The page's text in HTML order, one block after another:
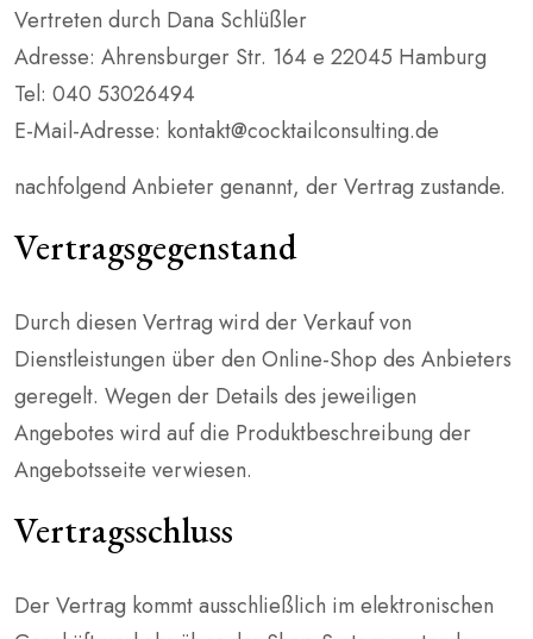
Vertreten durch Dana Schlüßler
Adresse: Ahrensburger Str. 164 e 22045 Hamburg
Tel: 040 53026494
E-Mail-Adresse: kontakt@cocktailconsulting.de
nachfolgend Anbieter genannt, der Vertrag zustande.
Vertragsgegenstand
Durch diesen Vertrag wird der Verkauf von
Dienstleistungen über den Online-Shop des Anbieters
geregelt. Wegen der Details des jeweiligen
Angebotes wird auf die Produktbeschreibung der
Angebotsseite verwiesen.
Vertragsschluss
Der Vertrag kommt ausschließlich im elektronischen